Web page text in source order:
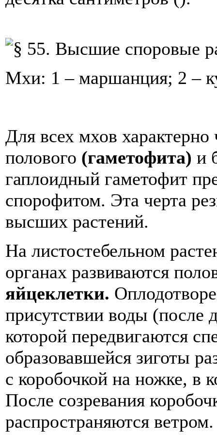
Мхи: 1 – маршанция; 2 –
Для всех мхов характерно
полового (гаметофита) и
гаплоидный гаметофит
спорофитом. Эта черта
высших растений.
На листостебельном
органах развиваются
яйцеклетки.
присутствии воды (после
которой передвигаются
образовавшейся зиготы
с коробочкой на ножке, в
После созревания
распространяются